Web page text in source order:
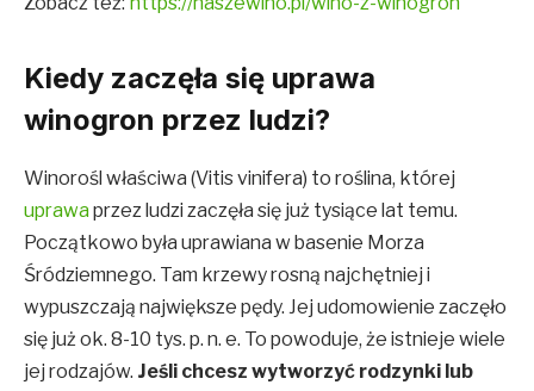
Kiedy zaczęła się uprawa
winogron przez ludzi?
Winorośl właściwa (Vitis vinifera) to roślina, której
uprawaprzez ludzi zaczęła się już tysiące lat temu.
Początkowo była uprawiana w basenie Morza
Śródziemnego. Tam krzewy rosną najchętniej i
wypuszczają największe pędy. Jej udomowienie zaczęło
się już ok. 8-10 tys. p. n. e. To powoduje, że istnieje wiele
jej rodzajów. Jeśli chcesz wytworzyć rodzynki lub